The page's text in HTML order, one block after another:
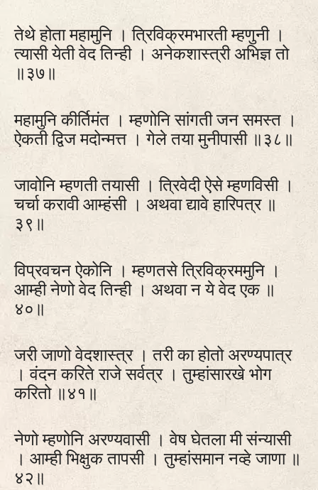
तेथे होता महामुनि । त्रिविक्रमभारती म्हणुनी ।
त्यासी येती वेद तिन्ही । अनेकशास्त्री अभिज्ञ तो
॥३७॥
महामुनि कीर्तिमंत । म्हणोनि सांगती जन समस्त ।
ऐकती द्विज मदोन्मत्त । गेले तया मुनीपासी ॥३८॥
जावोनि म्हणती तयासी । त्रिवेदी ऐसे म्हणविसी ।
चर्चा करावी आम्हंसी । अथवा द्यावे हारिपत्र ॥
३९॥
विप्रवचन ऐकोनि । म्हणतसे त्रिविक्रममुनि ।
आम्ही नेणो वेद तिन्ही । अथवा न ये वेद एक ॥
४०॥
जरी जाणो वेदशास्त्र । तरी का होतो अरण्यपात्र
। वंदन करिते राजे सर्वत्र । तुम्हांसारखे भोग
करितो ॥४१॥
नेणो म्हणोनि अरण्यवासी । वेष घेतला मी संन्यासी
। आम्ही भिक्षुक तापसी । तुम्हांसमान नव्हे जाणा ॥
४२॥